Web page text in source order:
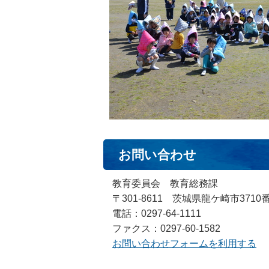
お問い合わせ
教育委員会 教育総務課
〒301-8611 茨城県龍ケ崎市3710
電話：0297-64-1111
ファクス：0297-60-1582
お問い合わせフォームを利用する